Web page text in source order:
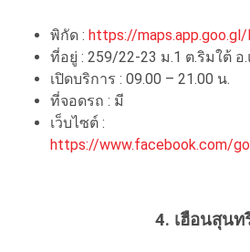
พิกัด : https://
ที่อยู่ : 259/22-23 ม.1 ต.ริมใต้ อ
เปิดบริการ : 09.00 – 21.00 น.
ที่จอดรถ : มี
เว็บไซต์ :
https://www.facebook.com/
4. เฮือนสุนท